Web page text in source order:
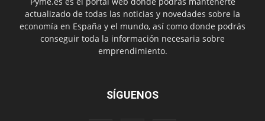
actualizado de todas las noticias y novedades sobre la
economía en España y el mundo, así como donde podrás
conseguir toda la información necesaria sobre
emprendimiento.
SÍGUENOS